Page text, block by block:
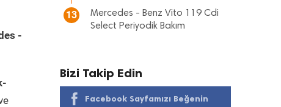
-
13
Mercedes - Benz Vito 119 Cdi
Select Periyodik Bakım
Bizi Takip Edin
Facebook Sayfamızı Beğenin